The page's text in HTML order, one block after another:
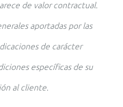
de valor contractual.
aportadas por las
de carácter
específicas de su
al cliente.